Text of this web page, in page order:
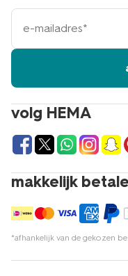
volg HEMA
makkelijk
*afhankelijk van de gekozen
e-
mailadres